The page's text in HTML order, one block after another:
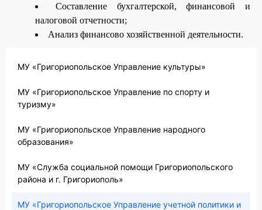
Составление бухгалтерской, финансовой и
налоговой отчетности;
Анализ финансово хозяйственной деятельности.
МУ «Григориопольское Управление культуры»
МУ «Григориопольское Управление по спорту и
туризму»
МУ «Григориопольское Управление народного
образования»
МУ «Служба социальной помощи Григориопольского
района и г. Григориополь»
МУ «Григориопольское Управление учетной политики и